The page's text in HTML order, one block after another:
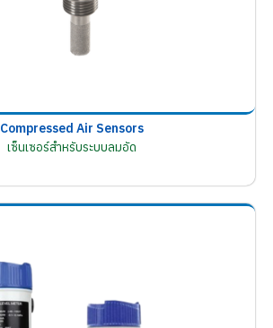
Compressed Air Sensors
เซ็นเซอร์สำหรับระบบลมอัด